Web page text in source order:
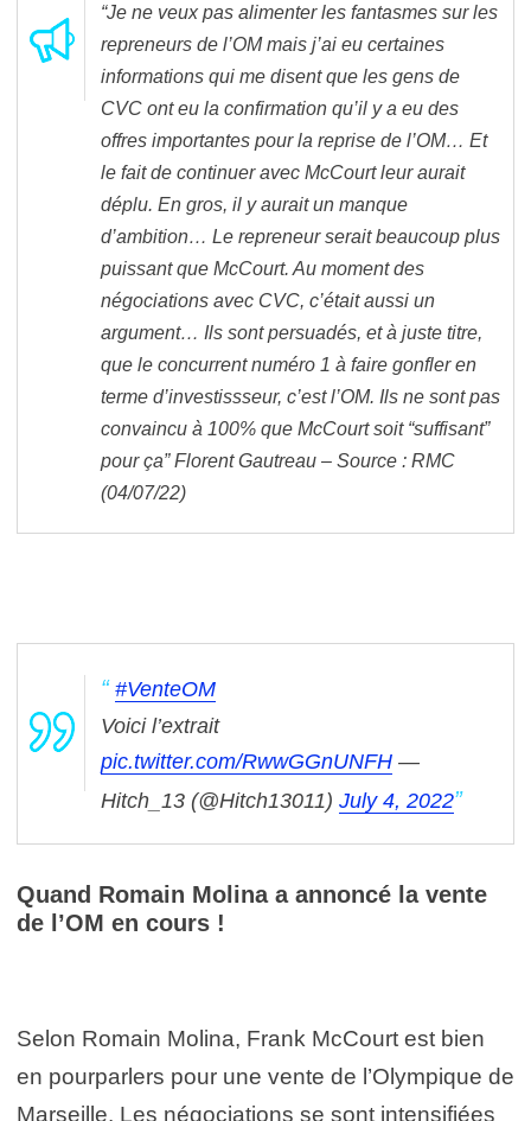
“Je ne veux pas alimenter les fantasmes sur les
repreneurs de l’OM mais j’ai eu certaines
informations qui me disent que les gens de
CVC ont eu la confirmation qu’il y a eu des
offres importantes pour la reprise de l’OM… Et
le fait de continuer avec McCourt leur aurait
déplu. En gros, il y aurait un manque
d’ambition… Le repreneur serait beaucoup plus
puissant que McCourt. Au moment des
négociations avec CVC, c’était aussi un
argument… Ils sont persuadés, et à juste titre,
que le concurrent numéro 1 à faire gonfler en
terme d’investissseur, c’est l’OM. Ils ne sont pas
convaincu à 100% que McCourt soit “suffisant”
pour ça” Florent Gautreau – Source : RMC
(04/07/22)
#VenteOM
Voici l’extrait
pic.twitter.com/RwwGGnUNFH —
Hitch_13 (@Hitch13011) July 4, 2022
Quand Romain Molina a annoncé la vente
de l’OM en cours !
Selon Romain Molina, Frank McCourt est bien
en pourparlers pour une vente de l’Olympique de
Marseille. Les négociations se sont intensifiées